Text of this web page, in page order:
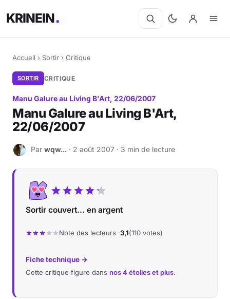
KRINEIN
Accueil › Sortir › Critique
SORTIR CRITIQUE
Manu Galure au Living B'Art, 22/06/2007
Manu Galure au Living B'Art,
22/06/2007
W Par wqw... · 2 août 2007 · 3 min de lecture
Sortir couvert... en argent
Note des lecteurs ·3,1(110 votes)
Fiche technique →
Cette critique figure dans nos 4 étoiles et plus.